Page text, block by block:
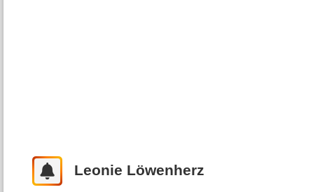
Leonie Löwenherz